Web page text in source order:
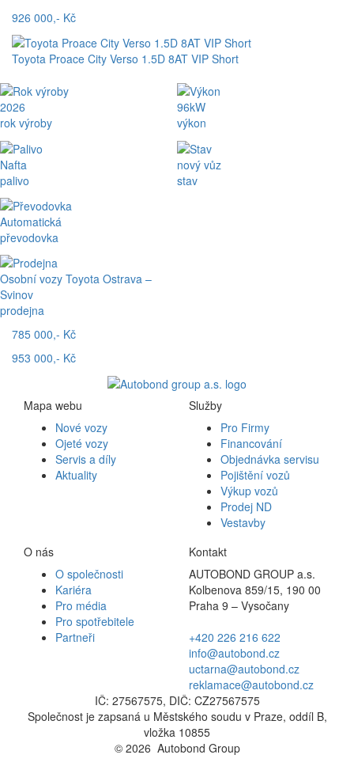
926 000,- Kč
Toyota Proace City Verso 1.5D 8AT VIP Short
2026
rok výroby
Nafta
palivo
Automatická
převodovka
Osobní vozy Toyota Ostrava –
Svinov
prodejna
96kW
výkon
nový vůz
stav
785 000,- Kč
953 000,- Kč
Mapa webu
Nové vozy
Ojeté vozy
Servis a díly
Aktuality
Služby
Pro Firmy
Financování
Objednávka servisu
Pojištění vozů
Výkup vozů
Prodej ND
Vestavby
O nás
O společnosti
Kariéra
Pro média
Pro spotřebitele
Partneři
Kontakt
AUTOBOND GROUP a.s.
Kolbenova 859/15, 190 00
Praha 9 – Vysočany
+420 226 216 622
info@autobond.cz
uctarna@autobond.cz
reklamace@autobond.cz
IČ: 27567575, DIČ: CZ27567575
Společnost je zapsaná u Městského soudu v Praze, oddíl B,
vložka 10855
© 2026 Autobond Group